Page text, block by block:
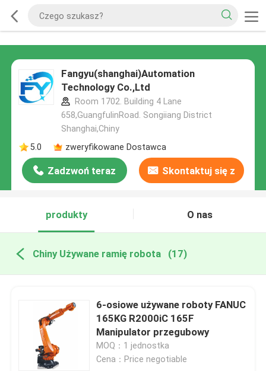
Fangyu(shanghai)Automation
Technology Co.,Ltd
Room 1702. Building 4 Lane
658,GuangfulinRoad. Songiiang District
Shanghai,Chiny
5.0
zweryfikowane Dostawca
Zadzwoń teraz Skontaktuj się z
produkty
O nas
Chiny Używane ramię robota (17)
6-osiowe używane roboty FANUC
165KG R2000iC 165F
Manipulator przegubowy
MOQ：1 jednostka
Cena：Price negotiable